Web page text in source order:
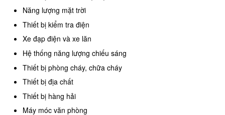
Năng lượng mặt trời
Thiết bị kiểm tra điện
Xe đạp điện và xe lăn
Hệ thống năng lượng chiếu sáng
Thiết bị phòng cháy, chữa cháy
Thiết bị địa chất
Thiết bị hàng hải
Máy móc văn phòng